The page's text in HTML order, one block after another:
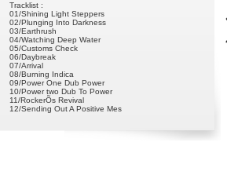
Tracklist :
01/Shining Light Steppers
02/Plunging Into Darkness
03/Earthrush
04/Watching Deep Water
05/Customs Check
06/Daybreak
07/Arrival
08/Burning Indica
09/Power One Dub Power
10/Power two Dub To Power
11/RockerÕs Revival
12/Sending Out A Positive Mes